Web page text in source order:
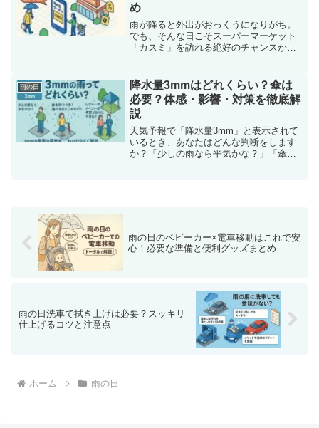
め
雨が降ると外出がおっくうになりがち。
でも、そんな日こそスーパーマーケット
「カスミ」を訪れる絶好のチャンスかも
いるのをご存じでしょうか？この「雨の
日クーポン」を活用す...
雨の日
降水量3mmはどれくらい？傘は
必要？体感・影響・対策を徹底解
説
天気予報で「降水量3mm」と表示されて
いるとき、あなたはどんな判断をします
か？「少しの雨なら平気かな？」「傘を
雨の日のベビーカー×電車移動はこれで安
心！必要な準備と便利グッズまとめ
雨の日洗車で拭き上げは必要？スッキリ
仕上げるコツと注意点
ホーム 雨の日